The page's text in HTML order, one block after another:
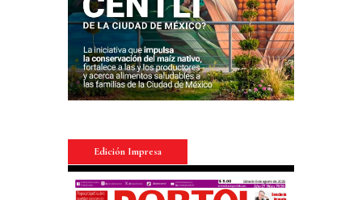
Edición Impresa